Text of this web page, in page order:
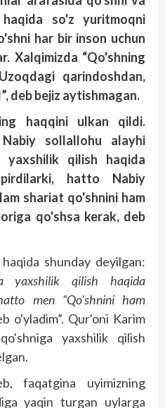
so'z yuritmoqni
har bir inson uchun
Xalqimizda “Qo'shning
qarindoshdan,
deb bejiz aytishmagan.
haqqini ulkan qildi.
sollallohu alayhi
yaxshilik qilish haqida
hatto Nabiy
shariat qo'shnini ham
qo'shsa kerak, deb
shunday de­yilgan:
yaxshilik qilish haqida
men “Qo'shnini ham
o'yladim”. Qur'oni Karim
yaxshilik qilish
faqatgina uyimizning
yaqin turgan uylarga